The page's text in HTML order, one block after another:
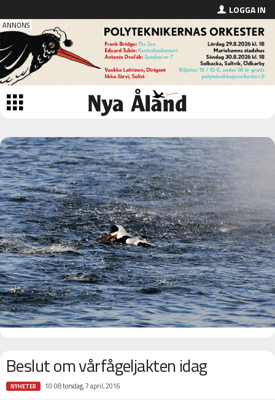
LOGGA IN
Beslut om vårfågeljakten idag
NYHETER 10:08 torsdag, 7 april, 2016